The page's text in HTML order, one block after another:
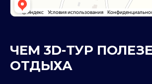
ЧЕМ 3D-ТУР
ОТДЫХА